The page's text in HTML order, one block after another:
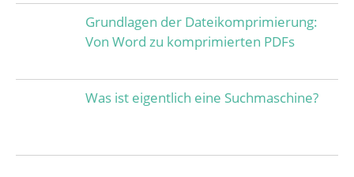
Grundlagen der Dateikomprimierung:
Von Word zu komprimierten PDFs
Was ist eigentlich eine Suchmaschine?